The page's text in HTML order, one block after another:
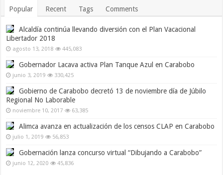
Popular Recent Tags Comments
Alcaldía continúa llevando diversión con el Plan Vacacional
Libertador 2018
agosto 13, 2018 445,083
Gobernador Lacava activa Plan Tanque Azul en Carabobo
junio 3, 2019 330,425
Gobierno de Carabobo decretó 13 de noviembre día de Júbilo
Regional No Laborable
noviembre 10, 2017 63,385
Alimca avanza en actualización de los censos CLAP en Carabobo
julio 1, 2019 56,853
Gobernación lanza concurso virtual “Dibujando a Carabobo”
junio 12, 2020 45,836